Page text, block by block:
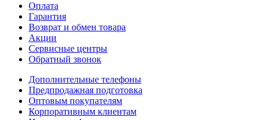
Оплата
Гарантия
Возврат и обмен товара
Акции
Сервисные центры
Обратный звонок
Дополнительные телефоны
Предпродажная подготовка
Оптовым покупателям
Корпоративным клиентам